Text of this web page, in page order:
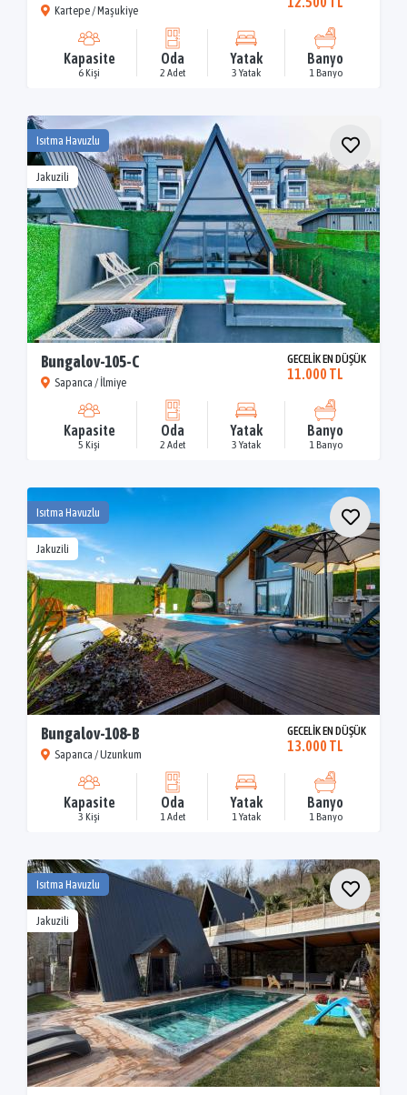
Kartepe / Maşukiye
Kapasite
6 Kişi
Oda
2 Adet
Yatak
3 Yatak
Banyo
1 Banyo
Isıtma Havuzlu
Jakuzili
Bungalov-105-C
Sapanca / İlmiye
GECELİK EN DÜŞÜK
11.000 TL
Kapasite
5 Kişi
Oda
2 Adet
Yatak
3 Yatak
Banyo
1 Banyo
Isıtma Havuzlu
Jakuzili
Bungalov-108-B
Sapanca / Uzunkum
GECELİK EN DÜŞÜK
13.000 TL
Kapasite
3 Kişi
Oda
1 Adet
Yatak
1 Yatak
Banyo
1 Banyo
Isıtma Havuzlu
Jakuzili